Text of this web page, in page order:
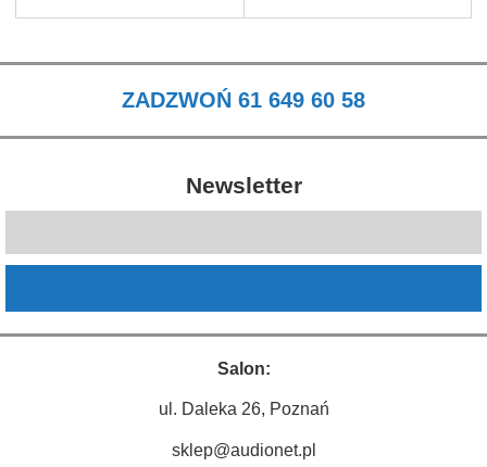
ZADZWOŃ 61 649 60 58
Newsletter
Salon:
ul. Daleka 26, Poznań
sklep@audionet.pl